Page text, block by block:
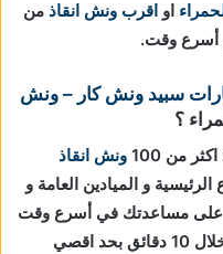
او اقرب ونش انقاذ من
وقت.
سبيد ونش كار – ونش
؟
من 100
ونش انقاذ
و الميادين العامة و
على مساعدتك في أسرع وقت
في خلال 10 دقائق بحد اقصي